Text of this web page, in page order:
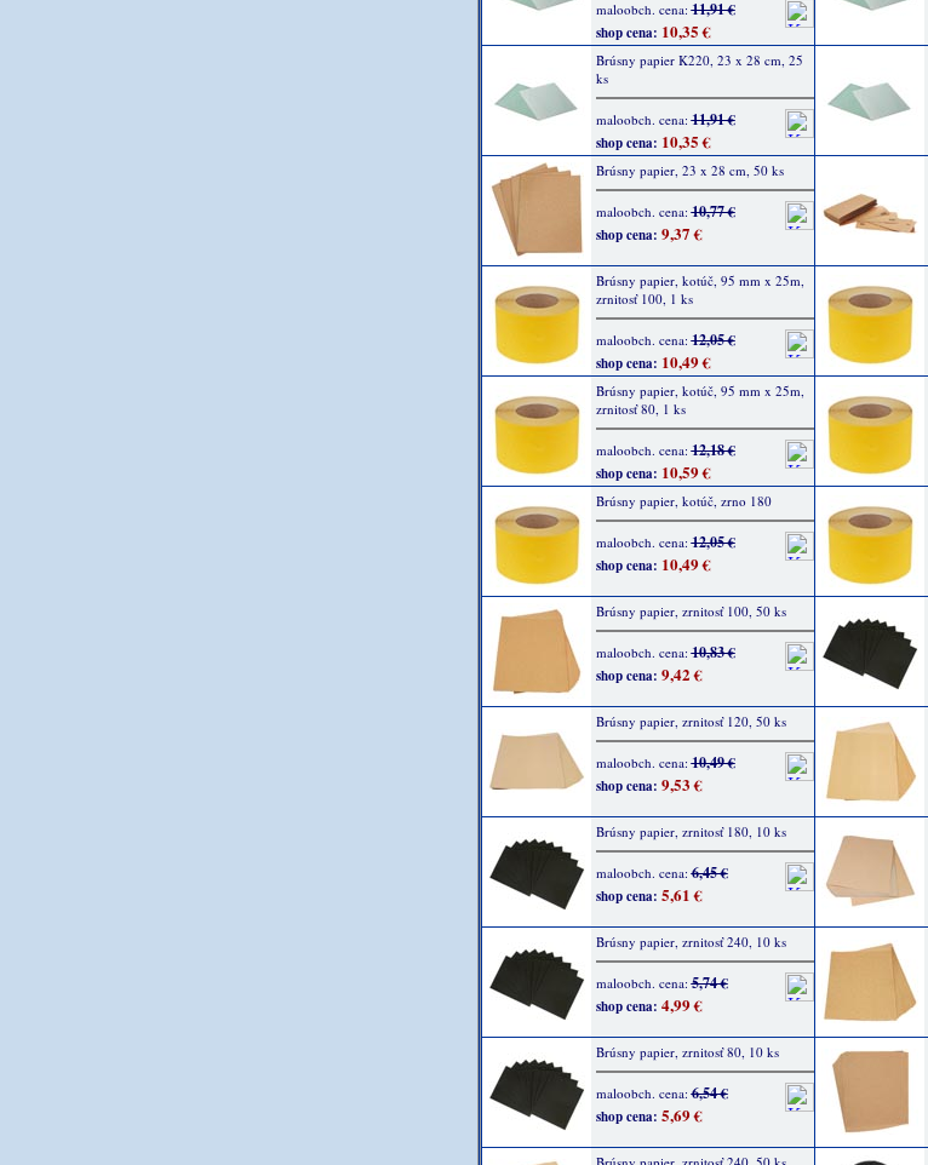
maloobch. cena:11,91 €
shop cena: 10,35 €
Brúsny papier K220, 23 x 28 cm, 25
ks
maloobch. cena:11,91 €
shop cena: 10,35 €
Brúsny papier, 23 x 28 cm, 50 ks
maloobch. cena:10,77 €
shop cena: 9,37 €
Brúsny papier, kotúč, 95 mm x 25m,
zrnitosť 100, 1 ks
maloobch. cena:12,05 €
shop cena: 10,49 €
Brúsny papier, kotúč, 95 mm x 25m,
zrnitosť 80, 1 ks
maloobch. cena:12,18 €
shop cena: 10,59 €
Brúsny papier, kotúč, zrno 180
maloobch. cena:12,05 €
shop cena: 10,49 €
Brúsny papier, zrnitosť 100, 50 ks
maloobch. cena:10,83 €
shop cena: 9,42 €
Brúsny papier, zrnitosť 120, 50 ks
maloobch. cena:10,49 €
shop cena: 9,53 €
Brúsny papier, zrnitosť 180, 10 ks
maloobch. cena:6,45 €
shop cena: 5,61 €
Brúsny papier, zrnitosť 240, 10 ks
maloobch. cena:5,74 €
shop cena: 4,99 €
Brúsny papier, zrnitosť 80, 10 ks
maloobch. cena:6,54 €
shop cena: 5,69 €